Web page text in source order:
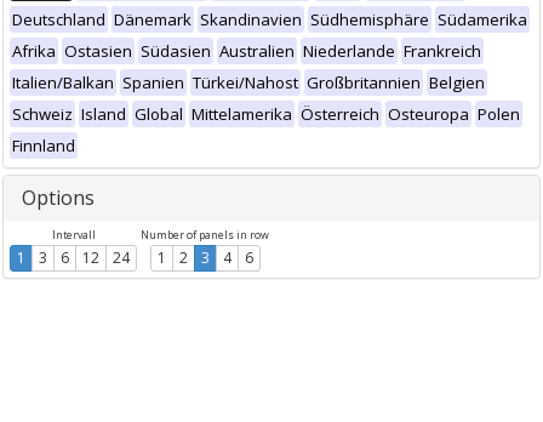
Deutschland Dänemark Skandinavien Südhemisphäre Südamerika
Afrika Ostasien Südasien Australien Niederlande Frankreich
Italien/Balkan Spanien Türkei/Nahost Großbritannien Belgien
Schweiz Island Global Mittelamerika Österreich Osteuropa Polen
Finnland
Options
Intervall
1 3 6 12 24
Number of panels in row
1 2 3 4 6